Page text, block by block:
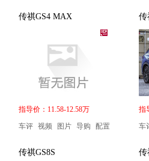
传祺GS4 MAX
指导价：11.58-12.58万
车评 视频 图片 导购 配置
传
指
车
传祺GS8S 传